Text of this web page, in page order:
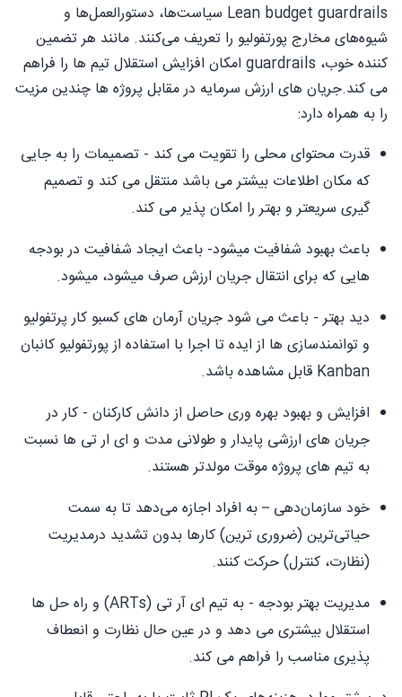
Lean budget guardrails سیاست‌ها، دستورالعمل‌ها و
شیوه‌های مخارج پورتفولیو را تعریف می‌کنند. مانند هر تضمین
کننده خوب، guardrails امکان افزایش استقلال تیم ها را فراهم
می کند.جریان های ارزش سرمایه در مقابل پروژه ها چندین مزیت
را به همراه دارد:
قدرت محتوای محلی را تقویت می کند - تصمیمات را به جایی
که مکان اطلاعات بیشتر می باشد منتقل می کند و تصمیم
گیری سریعتر و بهتر را امکان پذیر می کند.
باعث بهبود شفافیت میشود- باعث ایجاد شفافیت در بودجه
هایی که برای انتقال جریان ارزش صرف میشود، میشود.
دید بهتر - باعث می شود جریان آرمان های کسبو کار پرتفولیو
و توانمندسازی ها از ایده تا اجرا با استفاده از پورتفولیو کانبان
Kanban قابل مشاهده باشد.
افزایش و بهبود بهره وری حاصل از دانش کارکنان - کار در
جریان های ارزشی پایدار و طولانی مدت و ای ار تی ها نسبت
به تیم های پروژه موقت مولدتر هستند.
خود سازمان‌دهی – به افراد اجازه می‌دهد تا به سمت
حیاتی‌ترین (ضروری ترین) کارها بدون تشدید درمدیریت
(نظارت، کنترل) حرکت کنند.
مدیریت بهتر بودجه - به تیم ای آر تی (ARTs) و راه حل ها
استقلال بیشتری می دهد و در عین حال نظارت و انعطاف
پذیری مناسب را فراهم می کند.